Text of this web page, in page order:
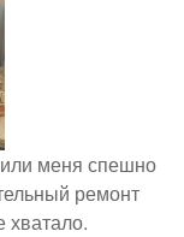
меня спешно
ремонт
хватало.